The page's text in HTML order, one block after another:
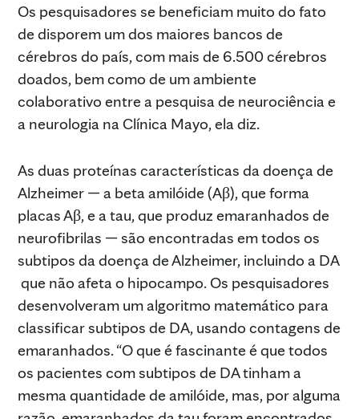
Os pesquisadores se beneficiam muito do fato
de disporem um dos maiores bancos de
cérebros do país, com mais de 6.500 cérebros
doados, bem como de um ambiente
colaborativo entre a pesquisa de neurociência e
a neurologia na Clínica Mayo, ela diz.
As duas proteínas características da doença de
Alzheimer — a beta amilóide (Aβ), que forma
placas Aβ, e a tau, que produz emaranhados de
neurofibrilas — são encontradas em todos os
subtipos da doença de Alzheimer, incluindo a DA
que não afeta o hipocampo. Os pesquisadores
desenvolveram um algoritmo matemático para
classificar subtipos de DA, usando contagens de
emaranhados. “O que é fascinante é que todos
os pacientes com subtipos de DA tinham a
mesma quantidade de amilóide, mas, por alguma